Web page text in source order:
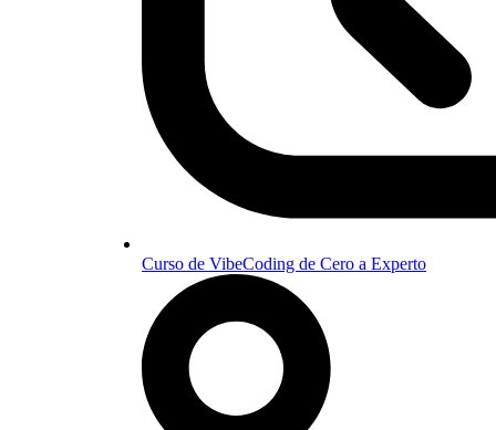
Curso de VibeCoding de Cero a Experto